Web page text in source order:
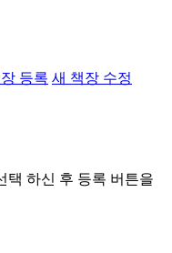
등록 새 책장 수정
택 하신 후 등록 버튼을